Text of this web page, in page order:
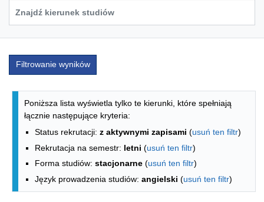
Filtrowanie wyników
Lista kierunków - spis według
Poniższa lista wyświetla tylko te kierunki, które spełniają
łącznie następujące kryteria:
Status rekrutacji: z aktywnymi zapisami (usuń ten filtr)
Rekrutacja na semestr: letni (usuń ten filtr)
Forma studiów: stacjonarne (usuń ten filtr)
Język prowadzenia studiów: angielski (usuń ten filtr)